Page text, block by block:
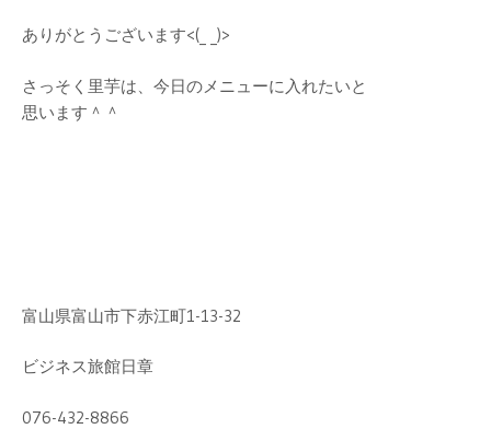
ありがとうございます<(_ _)>
さっそく里芋は、今日のメニューに入れたいと
思います＾＾
富山県富山市下赤江町1-13-32
ビジネス旅館日章
076-432-8866